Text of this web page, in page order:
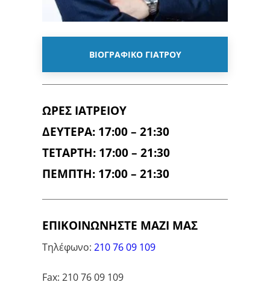
ΒΙΟΓΡΑΦΙΚΟ ΓΙΑΤΡΟΥ
ΩΡΕΣ ΙΑΤΡΕΙΟΥ
ΔΕΥΤΕΡΑ: 17:00 – 21:30
ΤΕΤΑΡΤΗ: 17:00 – 21:30
ΠΕΜΠΤΗ: 17:00 – 21:30
ΕΠΙΚΟΙΝΩΝΗΣΤΕ ΜΑΖΙ ΜΑΣ
Τηλέφωνο: 210 76 09 109
Fax: 210 76 09 109